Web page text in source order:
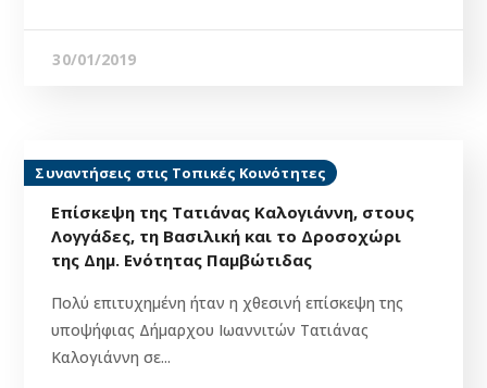
30/01/2019
Συναντήσεις στις Τοπικές Κοινότητες
Επίσκεψη της Τατιάνας Καλογιάννη, στους
Λογγάδες, τη Βασιλική και το Δροσοχώρι
της Δημ. Ενότητας Παμβώτιδας
Πολύ επιτυχημένη ήταν η χθεσινή επίσκεψη της
υποψήφιας Δήμαρχου Ιωαννιτών Τατιάνας
Καλογιάννη σε...